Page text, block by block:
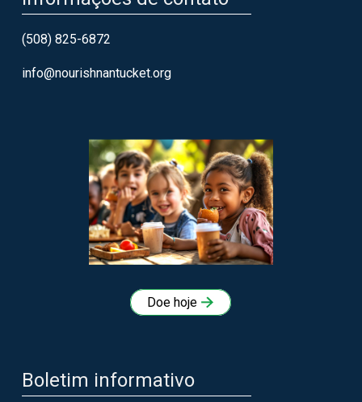
(508) 825-6872
info@nourishnantucket.org
Doe hoje
Boletim informativo